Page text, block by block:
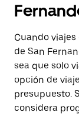
Cuando
de San
sea que solo
opción de
presupuesto.
considera